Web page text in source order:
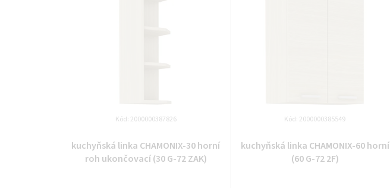
kuchyňská linka CHAMONIX-30 horní
roh ukončovací (30 G-72 ZAK)
Kód: 2000000387826
kuchyňská linka CHAMONIX-60 horní
(60 G-72 2F)
Kód: 2000000385549